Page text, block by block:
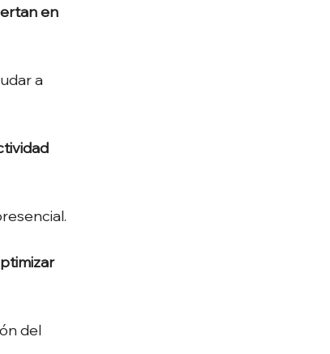
en
a
del